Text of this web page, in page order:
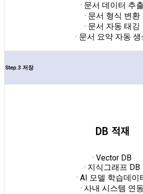
· 문서 데이터 추출
· 문서 형식 변환
· 문서 자동 태깅
· 문서 요약 자동 생
Step.3 저장
DB 적재
· Vector DB
· 지식그래프 DB
· AI 모델 학습데이
· 사내 시스템 연동